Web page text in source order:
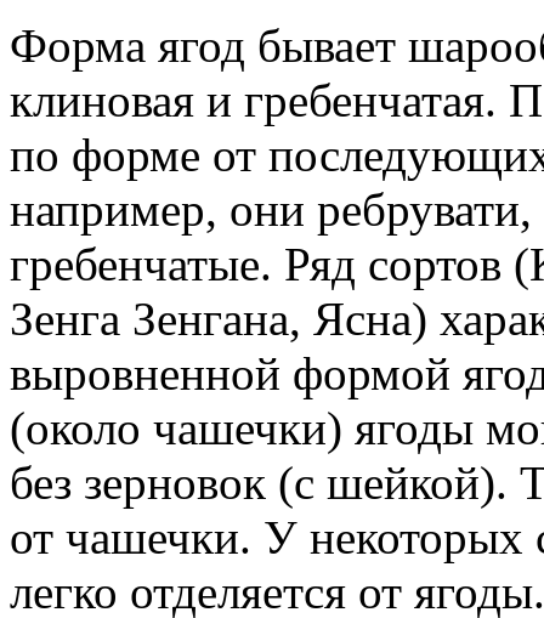
Форма ягод бывает
клиновая и гребенчатая.
по форме от
например, они
гребенчатые. Ряд сортов
Зенга Зенгана, Ясна)
выровненной формой
(около чашечки) ягоды
без зерновок (с шейкой).
от чашечки. У некоторых
легко отделяется от